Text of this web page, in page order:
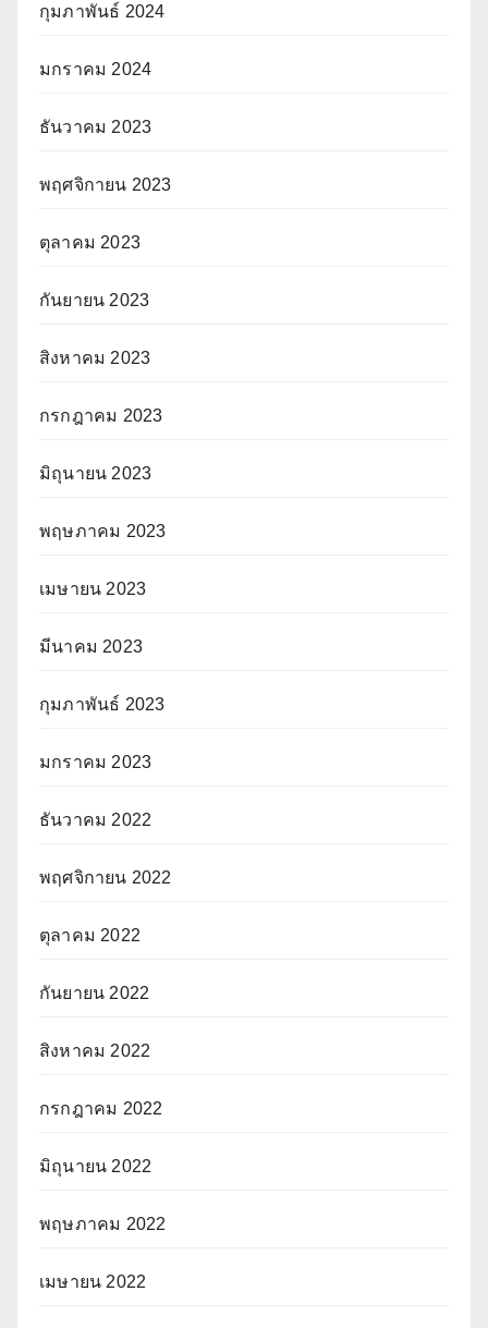
กุมภาพันธ์ 2024
มกราคม 2024
ธันวาคม 2023
พฤศจิกายน 2023
ตุลาคม 2023
กันยายน 2023
สิงหาคม 2023
กรกฎาคม 2023
มิถุนายน 2023
พฤษภาคม 2023
เมษายน 2023
มีนาคม 2023
กุมภาพันธ์ 2023
มกราคม 2023
ธันวาคม 2022
พฤศจิกายน 2022
ตุลาคม 2022
กันยายน 2022
สิงหาคม 2022
กรกฎาคม 2022
มิถุนายน 2022
พฤษภาคม 2022
เมษายน 2022